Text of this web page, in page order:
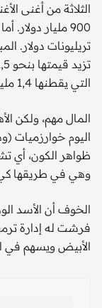
الثلاثة من أغنى
التي يقطنها 1,4 مليار إنسان.
اليوم خوارزميات
ظواهر الكون، أي
وهي في طريقها
الخوف أن الأسد
فرشت له إدارة
الأبيض ويسهم في